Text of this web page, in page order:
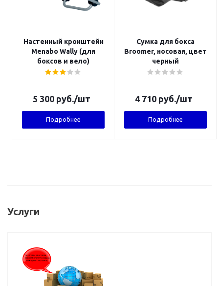
Настенный кронштейн
Menabo Wally (для
боксов и вело)
5 300 руб./шт
Подробнее
Сумка для бокса
Broomer, носовая, цвет
черный
4 710 руб./шт
Подробнее
Услуги